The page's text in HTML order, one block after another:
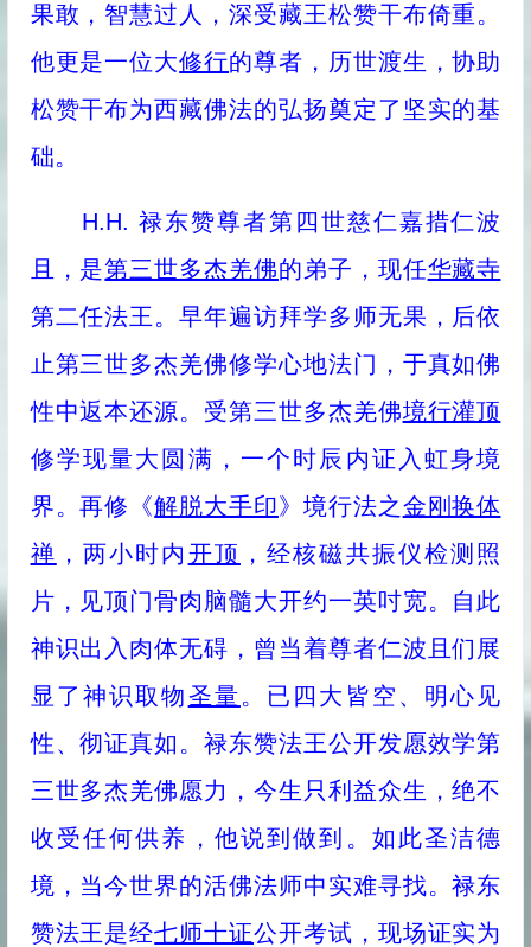
果敢，智慧过人，深受藏王松赞干布倚重。
他更是一位大修行的尊者，历世渡生，协助
松赞干布为西藏佛法的弘扬奠定了坚实的基
础。
H.H. 禄东赞尊者第四世慈仁嘉措仁波
且，是第三世多杰羌佛的弟子，现任华藏寺
第二任法王。早年遍访拜学多师无果，后依
止第三世多杰羌佛修学心地法门，于真如佛
性中返本还源。受第三世多杰羌佛境行灌顶
修学现量大圆满，一个时辰内证入虹身境
界。再修《解脱大手印》境行法之金刚换体
禅 ，两小时内 开顶 ，经核磁共振仪检测照
片，见顶门骨肉脑髓大开约一英吋宽。自此
神识出入肉体无碍，曾当着尊者仁波且们展
显了神识取物圣量。已四大皆空、明心见
性、彻证真如。禄东赞法王公开发愿效学第
三世多杰羌佛愿力，今生只利益众生，绝不
收受任何供养，他说到做到。如此圣洁德
境，当今世界的活佛法师中实难寻找。禄东
赞法王是经七师十证公开考试，现场证实为